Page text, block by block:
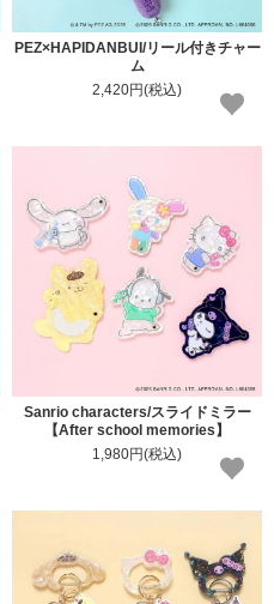
PEZ×HAPIDANBUI/リール付きチャー
ム
2,420円(税込)
Sanrio characters/スライドミラー
【After school memories】
1,980円(税込)